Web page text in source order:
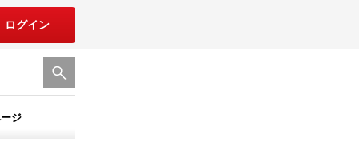
ログイン
ジ